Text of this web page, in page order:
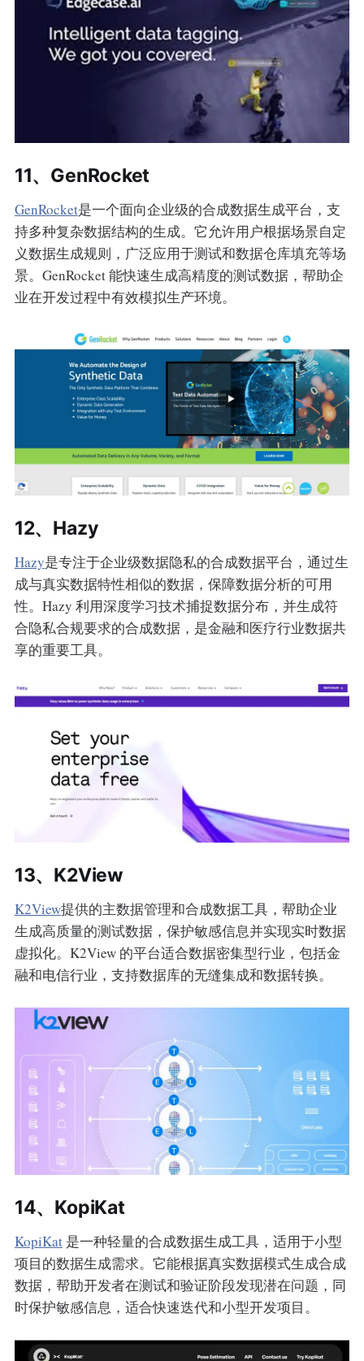
11、GenRocket
GenRocket是一个面向企业级的合成数据生成平台，支
持多种复杂数据结构的生成。它允许用户根据场景自定
义数据生成规则，广泛应用于测试和数据仓库填充等场
景。GenRocket 能快速生成高精度的测试数据，帮助企
业在开发过程中有效模拟生产环境。
12、Hazy
Hazy是专注于企业级数据隐私的合成数据平台，通过生
成与真实数据特性相似的数据，保障数据分析的可用
性。Hazy 利用深度学习技术捕捉数据分布，并生成符
合隐私合规要求的合成数据，是金融和医疗行业数据共
享的重要工具。
13、K2View
K2View提供的主数据管理和合成数据工具，帮助企业
生成高质量的测试数据，保护敏感信息并实现实时数据
虚拟化。K2View 的平台适合数据密集型行业，包括金
融和电信行业，支持数据库的无缝集成和数据转换。
14、KopiKat
KopiKat是一种轻量的合成数据生成工具，适用于小型
项目的数据生成需求。它能根据真实数据模式生成合成
数据，帮助开发者在测试和验证阶段发现潜在问题，同
时保护敏感信息，适合快速迭代和小型开发项目。